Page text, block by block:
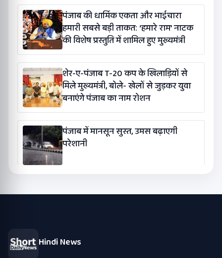
पंजाब की धार्मिक एकता और भाईचारा
हमारी सबसे बड़ी ताकत: ‘हमारे राम’ नाटक
की विशेष प्रस्तुति में शामिल हुए मुख्यमंत्री
शेर-ए-पंजाब T-20 कप के खिलाड़ियों से
मिले मुख्यमंत्री, बोले- खेलों से जुड़कर युवा
बनाएंगे पंजाब का नाम रोशन
पंजाब में मानसून सुस्त, उमस बढ़ाएगी
परेशानी
Hindi News